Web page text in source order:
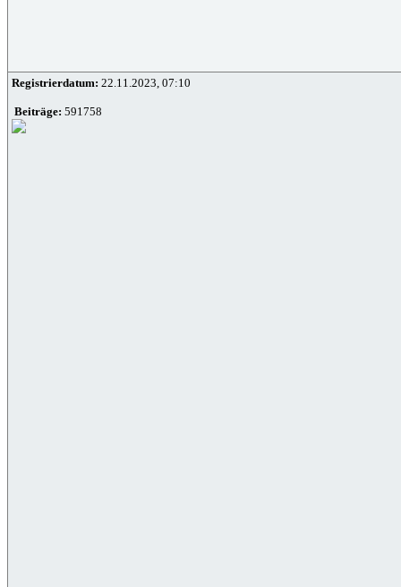
Registrierdatum: 22.11.2023, 07:10
Beiträge: 591758